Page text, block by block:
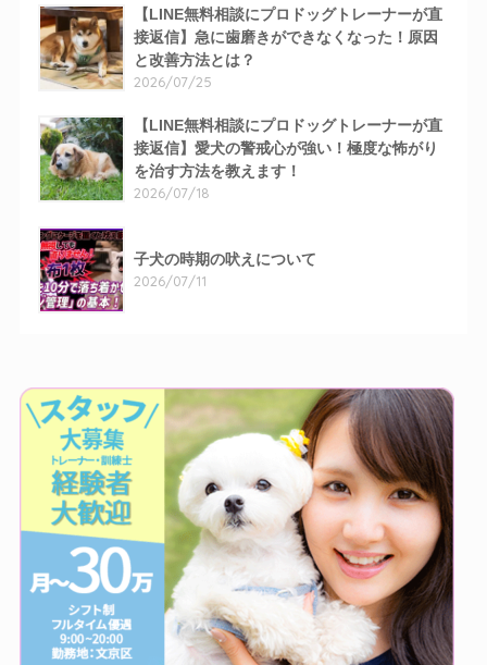
【LINE無料相談にプロドッグトレーナーが直
接返信】急に歯磨きができなくなった！原因
と改善方法とは？
2026/07/25
【LINE無料相談にプロドッグトレーナーが直
接返信】愛犬の警戒心が強い！極度な怖がり
を治す方法を教えます！
2026/07/18
子犬の時期の吠えについて
2026/07/11